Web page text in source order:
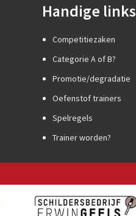
Handige links
Competitiezaken
Categorie A of B?
Promotie/degradatie
Oefenstof trainers
Spelregels
Trainer worden?